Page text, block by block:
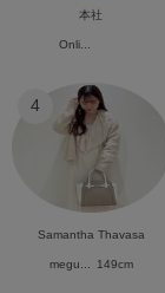
本社
Onli...
4
Samantha Thavasa
megu... 149cm